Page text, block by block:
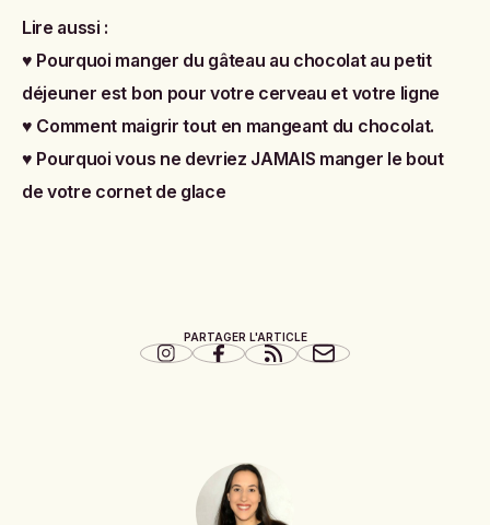
Lire aussi :
♥ Pourquoi manger du gâteau au chocolat au petit
déjeuner est bon pour votre cerveau et votre ligne
♥ Comment maigrir tout en mangeant du chocolat.
♥ Pourquoi vous ne devriez JAMAIS manger le bout
de votre cornet de glace
PARTAGER L'ARTICLE